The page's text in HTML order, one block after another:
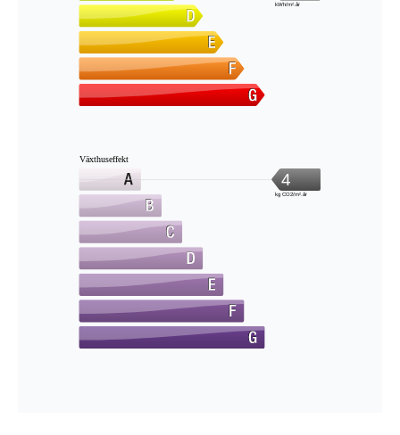
kWh/m².år
Växthuseffekt
4
kg CO2/m².år